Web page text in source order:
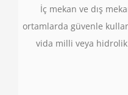
İç mekan ve dış
ortamlarda güvenle
vida milli veya